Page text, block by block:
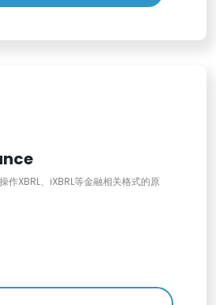
作XBRL、iXBRL等金融相关格式的原